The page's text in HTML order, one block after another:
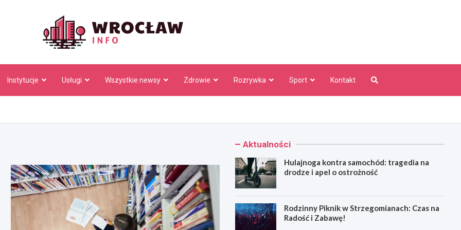
Instytucje Usługi Wszystkie newsy Zdrowie Rozrywka Sport Kontakt
Aktualności
Hulajnoga kontra samochód: tragedia na
drodze i apel o ostrożność
Rodzinny Piknik w Strzegomianach: Czas na
Radość i Zabawę!